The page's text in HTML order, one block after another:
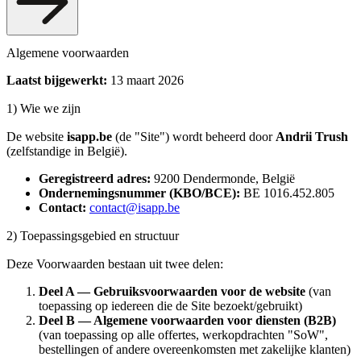
Algemene voorwaarden
Laatst bijgewerkt: 13 maart 2026
1) Wie we zijn
De website isapp.be (de "Site") wordt beheerd door Andrii Trush
(zelfstandige in België).
Geregistreerd adres: 9200 Dendermonde, België
Ondernemingsnummer (KBO/BCE): BE 1016.452.805
Contact: contact@isapp.be
2) Toepassingsgebied en structuur
Deze Voorwaarden bestaan uit twee delen:
Deel A — Gebruiksvoorwaarden voor de website (van
toepassing op iedereen die de Site bezoekt/gebruikt)
Deel B — Algemene voorwaarden voor diensten (B2B)
(van toepassing op alle offertes, werkopdrachten "SoW",
bestellingen of andere overeenkomsten met zakelijke klanten)